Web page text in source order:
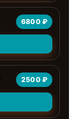
6800 ₽
2500 ₽